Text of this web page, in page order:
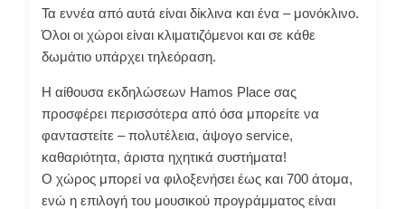
Τα εννέα από αυτά είναι δίκλινα και ένα – μονόκλινο.
Όλοι οι χώροι είναι κλιματιζόμενοι και σε κάθε
δωμάτιο υπάρχει τηλεόραση.
Η αίθουσα εκδηλώσεων Hamos Place σας
προσφέρει περισσότερα από όσα μπορείτε να
φανταστείτε – πολυτέλεια, άψογο service,
καθαριότητα, άριστα ηχητικά συστήματα!
Ο χώρος μπορεί να φιλοξενήσει έως και 700 άτομα,
ενώ η επιλογή του μουσικού προγράμματος είναι